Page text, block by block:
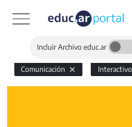
Incluir Archivo educ.ar
Comunicación Interactivo